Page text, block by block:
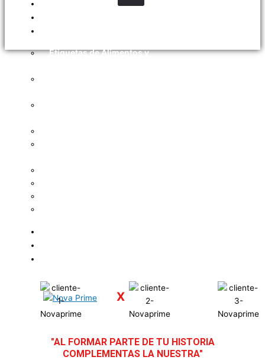
Etiquetas de Alimentos y
X
"AL FORMAR PARTE DE TU HISTORIA
COMPLEMENTAS LA NUESTRA"